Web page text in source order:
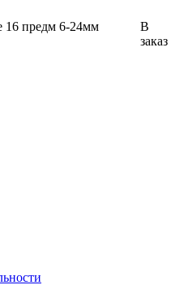
16 предм 6-24мм
В
заказ